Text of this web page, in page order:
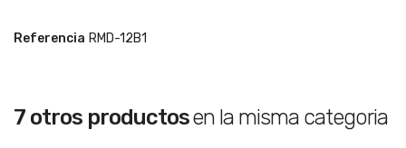
Referencia RMD-12B1
7 otros productosen la misma categoria